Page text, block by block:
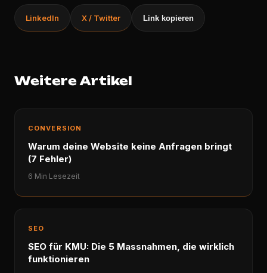
LinkedIn X / Twitter Link kopieren
Weitere Artikel
CONVERSION
Warum deine Website keine Anfragen bringt
(7 Fehler)
6 Min Lesezeit
SEO
SEO für KMU: Die 5 Massnahmen, die wirklich
funktionieren